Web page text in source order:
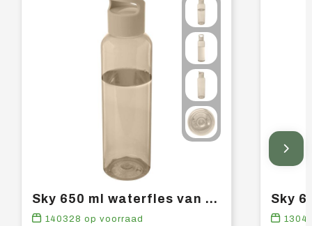
Sky 650 ml waterfles van gerecycled plastic
140328 op voorraad